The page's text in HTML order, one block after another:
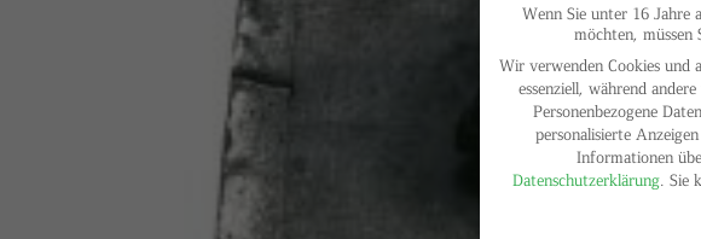
Wenn Sie unter 16 Jahre
möchten, müssen
Wir verwenden Cookies und
essenziell, während
Personenbezogene
personalisierte
Informationen
Datenschutzerklärung. Sie